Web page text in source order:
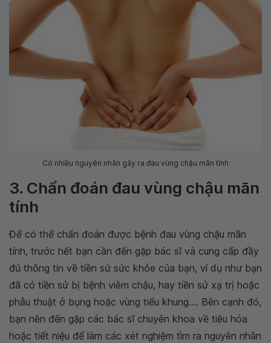
Có nhiều nguyên nhân gây ra đau vùng chậu mãn tính
3. Chẩn đoán đau vùng chậu mãn
tính
Để có thể chẩn đoán được bệnh đau vùng chậu mãn
tính, trước hết bạn cần đến gặp bác sĩ và cung cấp đầy
đủ thông tin về tiền sử sức khỏe của bạn, ví dụ như bạn
đã có tiền sử bị bệnh viêm chậu, hay tiền sử xạ trị hoặc
phẫu thuật ở bụng hoặc vùng tiểu khung.... Bên cạnh đó,
bạn nên đến gặp các bác sĩ chuyên khoa về tiêu hóa
hoặc tiết niệu để làm các xét nghiệm tìm ra nguyên nhân